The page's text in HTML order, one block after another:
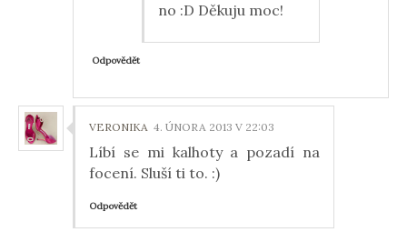
no :D Děkuju moc!
Odpovědět
VERONIKA 4. ÚNORA 2013 V 22:03
Líbí se mi kalhoty a pozadí na
focení. Sluší ti to. :)
Odpovědět